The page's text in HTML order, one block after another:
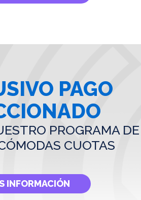
PAGO
PROGRAMA DE
CUOTAS
INFORMACIÓN